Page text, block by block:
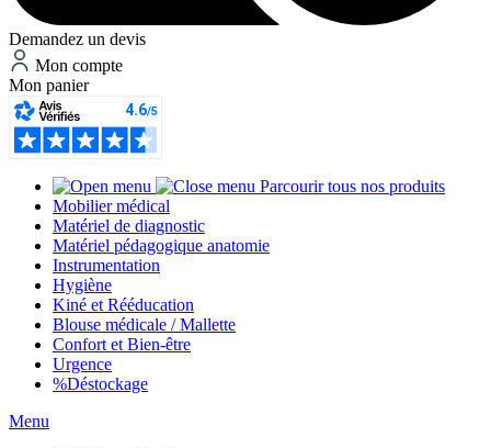
Demandez un devis
Mon compte
Mon panier
Parcourir tous nos produits
Mobilier médical
Matériel de diagnostic
Matériel pédagogique anatomie
Instrumentation
Hygiène
Kiné et Rééducation
Blouse médicale / Mallette
Confort et Bien-être
Urgence
%Déstockage
Menu